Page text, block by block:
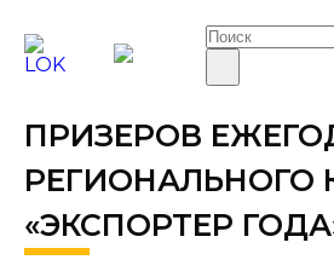
В ЛИПЕЦКОЙ
НАГРАДИЛИ
ПРИЗЕРОВ
РЕГИОНАЛЬНОГО
«ЭКСПОРТЕР